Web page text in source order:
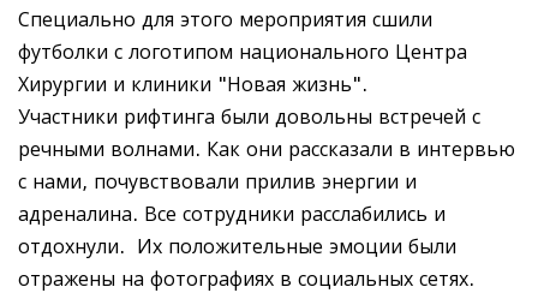
Специально для этого мероприятия сшили
футболки с логотипом национального Центра
Хирургии и клиники "Новая жизнь".
Участники рифтинга были довольны встречей с
речными волнами. Как они рассказали в интервью
с нами, почувствовали прилив энергии и
адреналина. Все сотрудники расслабились и
отдохнули. Их положительные эмоции были
отражены на фотографиях в социальных сетях.